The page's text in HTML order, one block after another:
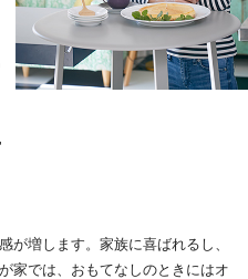
が増します。家族に喜ばれるし、
家では、おもてなしのときにはオ